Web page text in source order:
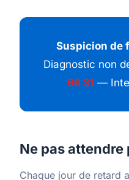
Suspicion de
Diagnostic non
66 31 —
Ne pas attendre
Chaque jour de retard